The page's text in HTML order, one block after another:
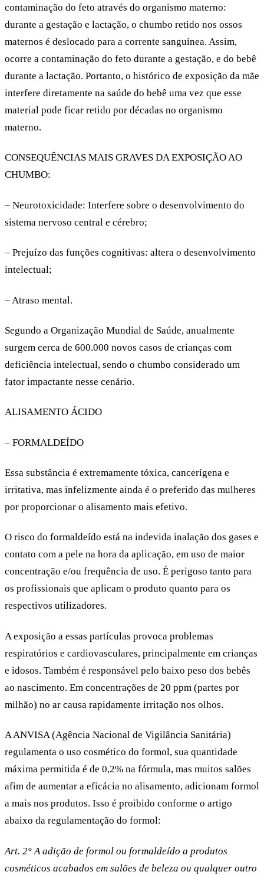
contaminação do feto através do organismo materno:
durante a gestação e lactação, o chumbo retido nos ossos
maternos é deslocado para a corrente sanguínea. Assim,
ocorre a contaminação do feto durante a gestação, e do bebê
durante a lactação. Portanto, o histórico de exposição da mãe
interfere diretamente na saúde do bebê uma vez que esse
material pode ficar retido por décadas no organismo
materno.
CONSEQUÊNCIAS MAIS GRAVES DA EXPOSIÇÃO AO
CHUMBO:
– Neurotoxicidade: Interfere sobre o desenvolvimento do
sistema nervoso central e cérebro;
– Prejuízo das funções cognitivas: altera o desenvolvimento
intelectual;
– Atraso mental.
Segundo a Organização Mundial de Saúde, anualmente
surgem cerca de 600.000 novos casos de crianças com
deficiência intelectual, sendo o chumbo considerado um
fator impactante nesse cenário.
ALISAMENTO ÁCIDO
– FORMALDEÍDO
Essa substância é extremamente tóxica, cancerígena e
irritativa, mas infelizmente ainda é o preferido das mulheres
por proporcionar o alisamento mais efetivo.
O risco do formaldeído está na indevida inalação dos gases e
contato com a pele na hora da aplicação, em uso de maior
concentração e/ou frequência de uso. É perigoso tanto para
os profissionais que aplicam o produto quanto para os
respectivos utilizadores.
A exposição a essas partículas provoca problemas
respiratórios e cardiovasculares, principalmente em crianças
e idosos. Também é responsável pelo baixo peso dos bebês
ao nascimento. Em concentrações de 20 ppm (partes por
milhão) no ar causa rapidamente irritação nos olhos.
A ANVISA (Agência Nacional de Vigilância Sanitária)
regulamenta o uso cosmético do formol, sua quantidade
máxima permitida é de 0,2% na fórmula, mas muitos salões
afim de aumentar a eficácia no alisamento, adicionam formol
a mais nos produtos. Isso é proibido conforme o artigo
abaixo da regulamentação do formol:
Art. 2° A adição de formol ou formaldeído a produtos
cosméticos acabados em salões de beleza ou qualquer outro